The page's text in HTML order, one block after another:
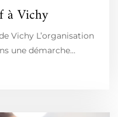
à Vichy
Vichy L’organisation
une démarche…